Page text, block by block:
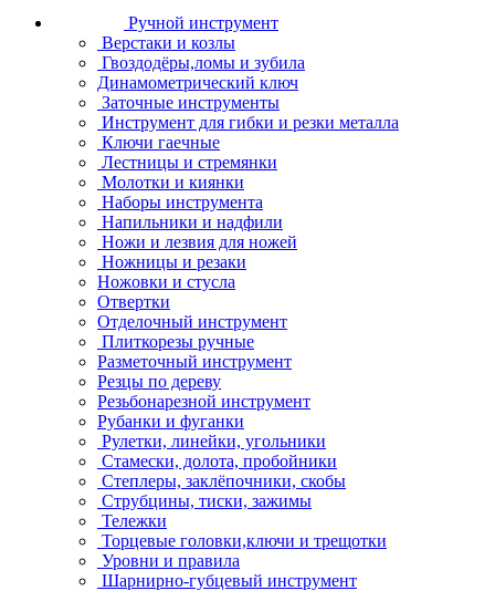
Ручной инструмент
Верстаки и козлы
Гвоздодёры,ломы и зубила
Динамометрический ключ
Заточные инструменты
Инструмент для гибки и резки металла
Ключи гаечные
Лестницы и стремянки
Молотки и киянки
Наборы инструмента
Напильники и надфили
Ножи и лезвия для ножей
Ножницы и резаки
Ножовки и стусла
Отвертки
Отделочный инструмент
Плиткорезы ручные
Разметочный инструмент
Резцы по дереву
Резьбонарезной инструмент
Рубанки и фуганки
Рулетки, линейки, угольники
Стамески, долота, пробойники
Степлеры, заклёпочники, скобы
Струбцины, тиски, зажимы
Тележки
Торцевые головки,ключи и трещотки
Уровни и правила
Шарнирно-губцевый инструмент